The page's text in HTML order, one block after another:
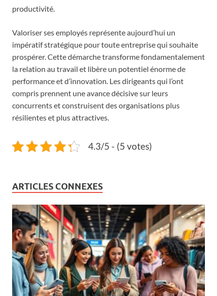
productivité.
Valoriser ses employés représente aujourd’hui un
impératif stratégique pour toute entreprise qui souhaite
prospérer. Cette démarche transforme fondamentalement
la relation au travail et libère un potentiel énorme de
performance et d’innovation. Les dirigeants qui l’ont
compris prennent une avance décisive sur leurs
concurrents et construisent des organisations plus
résilientes et plus attractives.
4.3/5 - (5 votes)
ARTICLES CONNEXES